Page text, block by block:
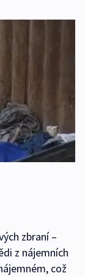
zbraní –
z nájemních
což